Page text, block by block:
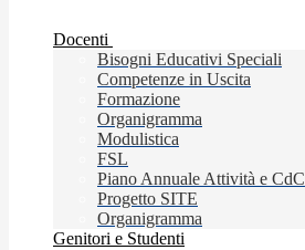
Docenti
Bisogni Educativi Speciali
Competenze in Uscita
Formazione
Organigramma
Modulistica
FSL
Piano Annuale Attività e CdC
Progetto SITE
Organigramma
Genitori e Studenti